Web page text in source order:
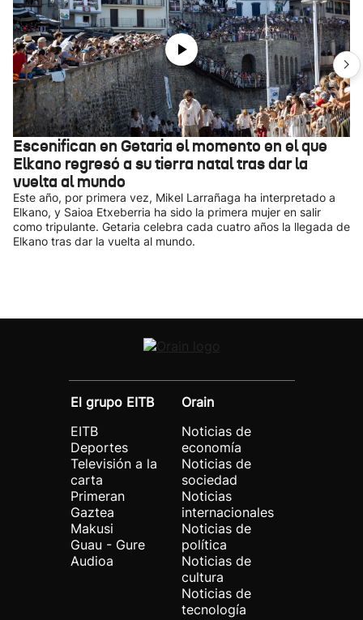
Escenifican en Getaria el momento en el que
Elkano regresó a su tierra natal tras dar la
vuelta al mundo
Este año, por primera vez, Mikel Larrañaga ha interpretado a
Elkano, y Saioa Etxeberria ha sido la primera mujer en salir
como tripulante. Getaria celebra cada cuatro años la llegada de
Elkano tras dar la vuelta al mundo.
El grupo EITB
EITB
Deportes
Televisión a la
carta
Primeran
Gaztea
Makusi
Guau - Gure
Audioa
Orain
Noticias de
economía
Noticias de
sociedad
Noticias
internacionales
Noticias de
política
Noticias de
cultura
Noticias de
tecnología